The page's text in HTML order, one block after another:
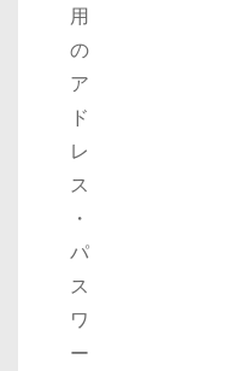
用
の
ア
ド
レ
ス
・
パ
ス
ワ
ー